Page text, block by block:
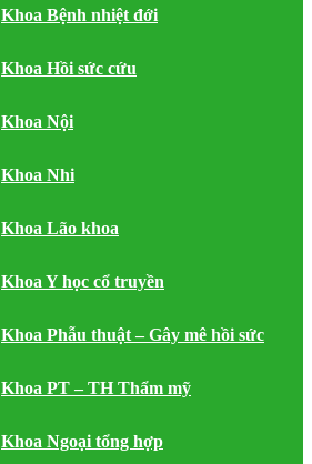
Khoa Bệnh nhiệt đới
Khoa Hồi sức cứu
Khoa Nội
Khoa Nhi
Khoa Lão khoa
Khoa Y học cổ truyền
Khoa Phẫu thuật – Gây mê hồi sức
Khoa PT – TH Thẩm mỹ
Khoa Ngoại tổng hợp